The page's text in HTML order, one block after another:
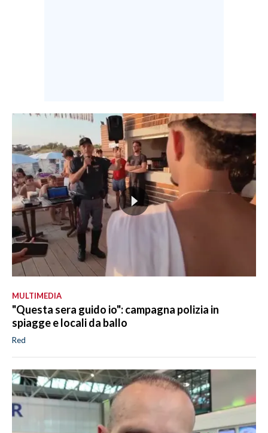
MULTIMEDIA
"Questa sera guido io": campagna polizia in
spiagge e locali da ballo
Red